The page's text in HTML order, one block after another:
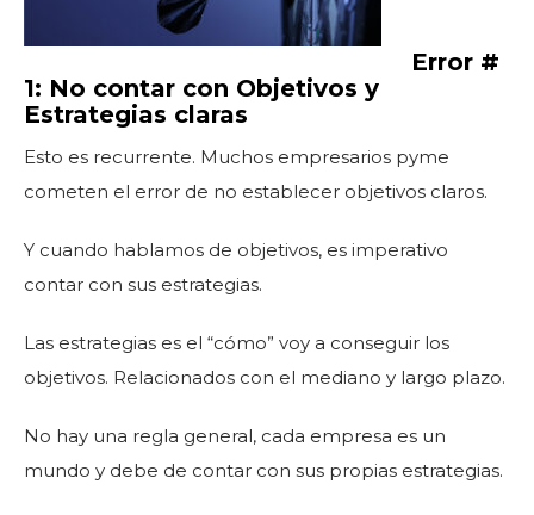
Error #
1: No contar con Objetivos y
Estrategias claras
Esto es recurrente. Muchos empresarios pyme
cometen el error de no establecer objetivos claros.
Y cuando hablamos de objetivos, es imperativo
contar con sus estrategias.
Las estrategias es el “cómo” voy a conseguir los
objetivos. Relacionados con el mediano y largo plazo.
No hay una regla general, cada empresa es un
mundo y debe de contar con sus propias estrategias.